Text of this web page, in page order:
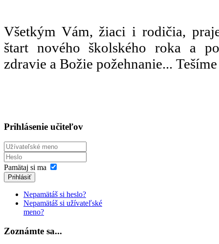
Všetkým Vám, žiaci i rodičia,
štart nového školského roka a
zdravie a Božie požehnanie... Tešíme
Prihlásenie učiteľov
Pamätaj si ma
Prihlásiť
Nepamätáš si heslo?
Nepamätáš si užívateľské
meno?
Zoznámte sa...